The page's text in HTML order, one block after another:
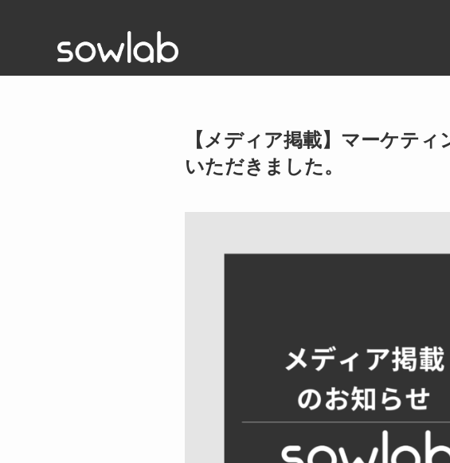
【メディア掲載】マーケテ
いただきました。